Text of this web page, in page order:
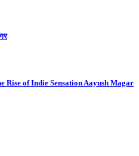
Rise of Indie Sensation Aayush Magar